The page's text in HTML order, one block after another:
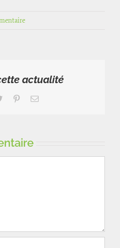
actualité
Twitter PinterestEmail